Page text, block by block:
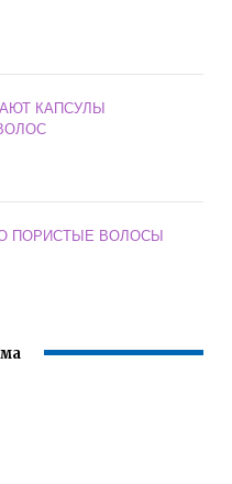
КАПСУЛЫ
ПОРИСТЫЕ ВОЛОСЫ